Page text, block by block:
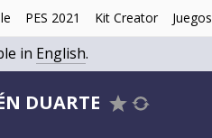
PES 2021 Kit Creator Juegos
in English.
DUARTE